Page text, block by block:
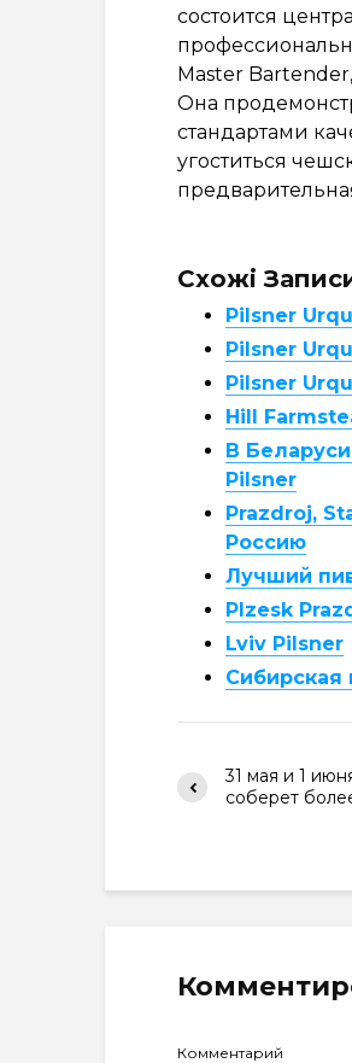
состоится
Master
Она
стандартами
угоститься
Схожі
Pilsner
Pilsner
Pilsner
Hill
В
Pilsner
Prazdroj,
Россию
Лучший
Plzesk
Lviv Pilsner
Сибирская
31 мая и 1
соберет
Комментарий